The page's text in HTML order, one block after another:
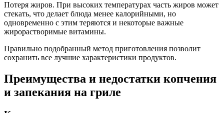
Потеря жиров. При высоких температурах часть жиров может
стекать, что делает блюда менее калорийными, но
одновременно с этим теряются и некоторые важные
жирорастворимые витамины.
Правильно подобранный метод приготовления позволит
сохранить все лучшие характеристики продуктов.
Преимущества и недостатки копчения
и запекания на гриле